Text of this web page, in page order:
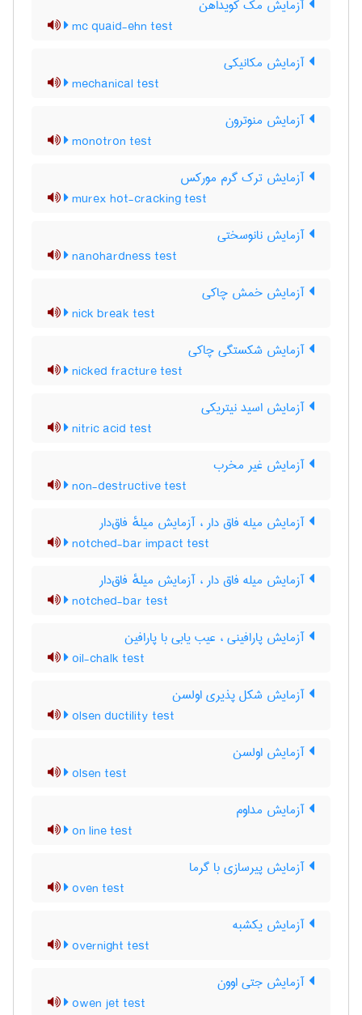
آزمایش مک کویداهن
mc quaid-ehn test
آزمایش مکانیکی
mechanical test
آزمایش منوترون
monotron test
آزمایش ترک گرم مورکس
murex hot-cracking test
آزمایش نانوسختی
nanohardness test
آزمایش خمش چاکی
nick break test
آزمایش شکستگی چاکی
nicked fracture test
آزمایش اسید نیتریکی
nitric acid test
آزمایش غیر مخرب
non-destructive test
آزمایش میله فاق دار ، آزمایش میلهٔ فاق‌دار
notched-bar impact test
آزمایش میله فاق دار ، آزمایش میلهٔ فاق‌دار
notched-bar test
آزمایش پارافینی ، عیب یابی با پارافین
oil-chalk test
آزمایش شکل پذیری اولسن
olsen ductility test
آزمایش اولسن
olsen test
آزمایش مداوم
on line test
آزمایش پیرسازی با گرما
oven test
آزمایش یکشبه
overnight test
آزمایش جتی اوون
owen jet test